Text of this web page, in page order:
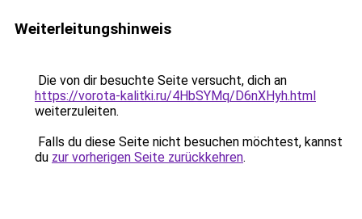
Weiterleitungshinweis
Die von dir besuchte Seite versucht, dich an
https://vorota-kalitki.ru/4HbSYMq/D6nXHyh.html
weiterzuleiten.
Falls du diese Seite nicht besuchen möchtest, kannst
du zur vorherigen Seite zurückkehren.